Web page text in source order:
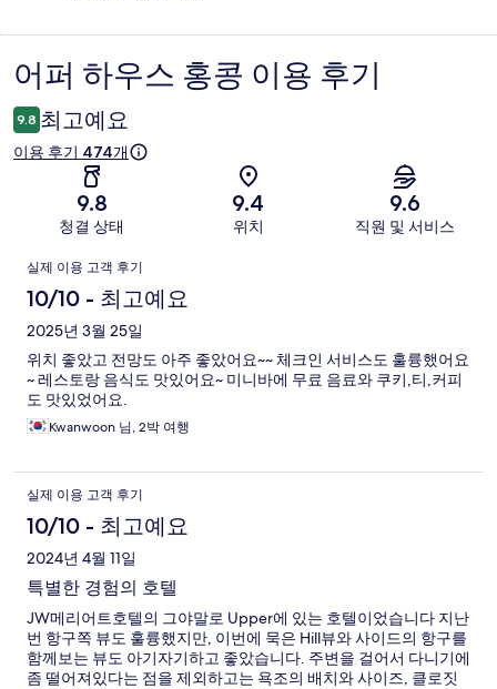
이
용
후
어퍼 하우스 홍콩 이용 후기
9.8 최고예요
이용 후기 474개
9.8
청결 상태
9.4
위치
9.6
직원 및 서비스
이
용
후
기
실제 이용 고객 후기
10/10 - 최고예요
2025년 3월 25일
위치 좋았고 전망도 아주 좋았어요~~ 체크인 서비스도 훌륭했어요
~ 레스토랑 음식도 맛있어요~ 미니바에 무료 음료와 쿠키,티,커피
도 맛있었어요.
Kwanwoon 님, 2박 여행
실제 이용 고객 후기
10/10 - 최고예요
2024년 4월 11일
특별한 경험의 호텔
JW메리어트호텔의 그야말로 Upper에 있는 호텔이었습니다 지난
번 항구쪽 뷰도 훌륭했지만, 이번에 묵은 Hill뷰와 사이드의 항구를
함께보는 뷰도 아기자기하고 좋았습니다. 주변을 걸어서 다니기에
좀 떨어져있다는 점을 제외하고는 욕조의 배치와 사이즈, 클로짓